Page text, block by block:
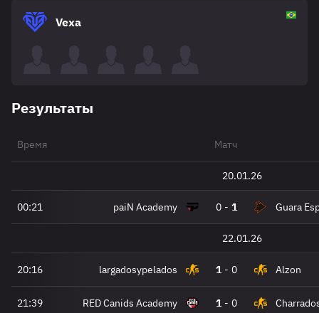
Vexa
Результаты
Время Матч
20.01.26
00:21 paiN Academy 0 - 1 Guara
22.01.26
20:16 largadosypelados 1 - 0 Alzon
21:39 RED Canids Academy 1 - 0